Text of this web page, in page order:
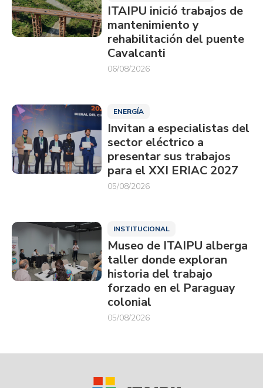
ITAIPU inició trabajos de
mantenimiento y
rehabilitación del puente
Cavalcanti
06/08/2026
ENERGÍA
Invitan a especialistas del
sector eléctrico a
presentar sus trabajos
para el XXI ERIAC 2027
05/08/2026
INSTITUCIONAL
Museo de ITAIPU alberga
taller donde exploran
historia del trabajo
forzado en el Paraguay
colonial
05/08/2026